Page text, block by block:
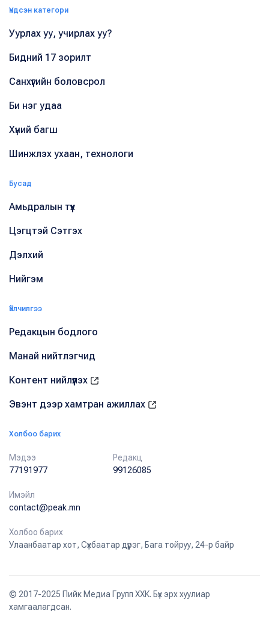
Үндсэн категори
Уурлах уу, учирлах уу?
Бидний 17 зорилт
Санхүүгийн боловсрол
Би нэг удаа
Хүний багш
Шинжлэх ухаан, технологи
Бусад
Амьдралын түүх
Цэгцтэй Сэтгэх
Дэлхий
Нийгэм
Үйлчилгээ
Редакцын бодлого
Манай нийтлэгчид
Контент нийлүүлэх
Эвэнт дээр хамтран ажиллах
Холбоо барих
Мэдээ
77191977
Редакц
99126085
Имэйл
contact@peak.mn
Холбоо барих
Улаанбаатар хот, Сүхбаатар дүүрэг, Бага тойруу, 24-р байр
© 2017-2025 Пийк Медиа Групп ХХК. Бүх эрх хуулиар
хамгаалагдсан.